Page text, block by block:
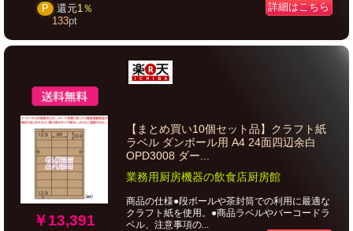
P 還元1％
133pt
詳細はこちら
￥13,391
【まとめ買い10個セット品】クラフト紙
ラベル ダンボール用 A4 24面四辺余白
OPD3008 ダー...
業務用厨房機器の飲食店厨房館
商品の仕様●段ボールや茶封筒での利用に最適な
クラフト紙を使用。●商品ラベルやバーコードラ
ベル、注意事項の...